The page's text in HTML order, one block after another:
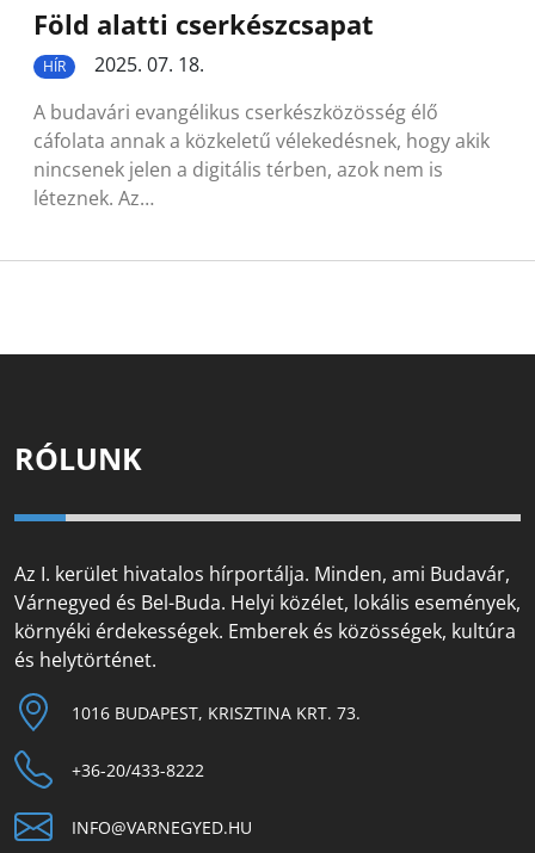
Föld alatti cserkészcsapat
HÍR
2025. 07. 18.
A budavári evangélikus cserkészközösség élő
cáfolata annak a közkeletű vélekedésnek, hogy akik
nincsenek jelen a digitális térben, azok nem is
léteznek. Az…
RÓLUNK
Az I. kerület hivatalos hírportálja. Minden, ami Budavár,
Várnegyed és Bel-Buda. Helyi közélet, lokális események,
környéki érdekességek. Emberek és közösségek, kultúra
és helytörténet.
1016 BUDAPEST, KRISZTINA KRT. 73.
+36-20/433-8222
INFO@VARNEGYED.HU